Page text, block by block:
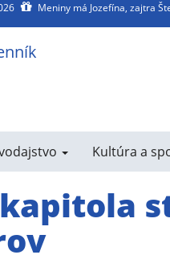
Meniny má Jozefína, zajtra
Kultúra a